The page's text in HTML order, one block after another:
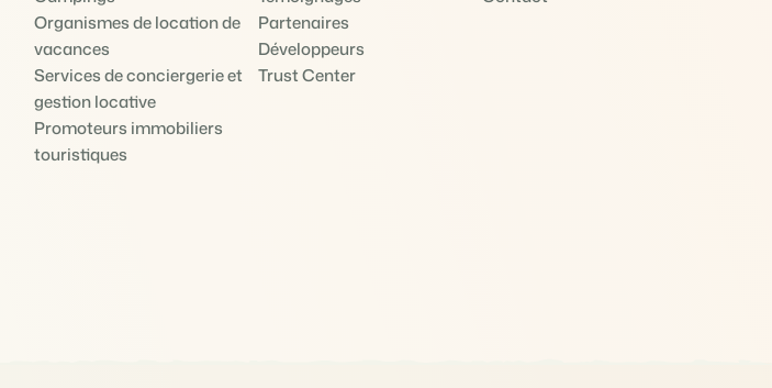
Organismes de location de
vacances
Services de conciergerie et
gestion locative
Promoteurs immobiliers
touristiques
Partenaires
Développeurs
Trust Center